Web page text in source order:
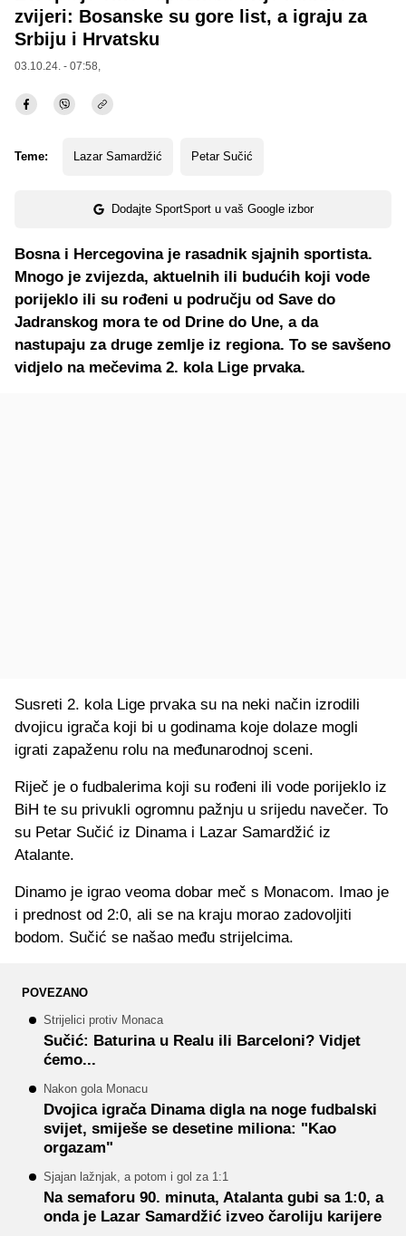
zvijeri: Bosanske su gore list, a igraju za
Srbiju i Hrvatsku
03.10.24. - 07:58,
Teme: Lazar Samardžić Petar Sučić
Dodajte SportSport u vaš Google izbor
Bosna i Hercegovina je rasadnik sjajnih sportista.
Mnogo je zvijezda, aktuelnih ili budućih koji vode
porijeklo ili su rođeni u području od Save do
Jadranskog mora te od Drine do Une, a da
nastupaju za druge zemlje iz regiona. To se savšeno
vidjelo na mečevima 2. kola Lige prvaka.
Susreti 2. kola Lige prvaka su na neki način izrodili
dvojicu igrača koji bi u godinama koje dolaze mogli
igrati zapaženu rolu na međunarodnoj sceni.
Riječ je o fudbalerima koji su rođeni ili vode porijeklo iz
BiH te su privukli ogromnu pažnju u srijedu navečer. To
su Petar Sučić iz Dinama i Lazar Samardžić iz
Atalante.
Dinamo je igrao veoma dobar meč s Monacom. Imao je
i prednost od 2:0, ali se na kraju morao zadovoljiti
bodom. Sučić se našao među strijelcima.
POVEZANO
Strijelici protiv Monaca
Sučić: Baturina u Realu ili Barceloni? Vidjet
ćemo...
Nakon gola Monacu
Dvojica igrača Dinama digla na noge fudbalski
svijet, smiješe se desetine miliona: "Kao
orgazam"
Sjajan lažnjak, a potom i gol za 1:1
Na semaforu 90. minuta, Atalanta gubi sa 1:0, a
onda je Lazar Samardžić izveo čaroliju karijere